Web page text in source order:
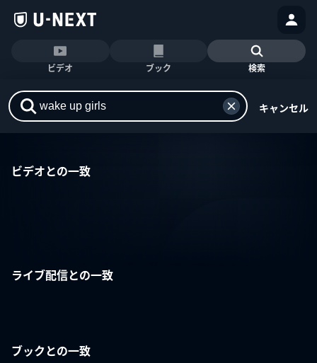
ビデオ ブック 検索
キャンセル
ビデオとの一致
ライブ配信との一致
ブックとの一致